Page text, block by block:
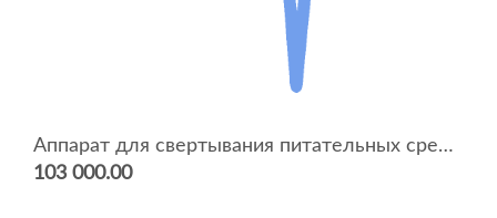
Аппарат для свертывания питательных сред АСПС, АСПС-1 (однокамерный)
103 000.00